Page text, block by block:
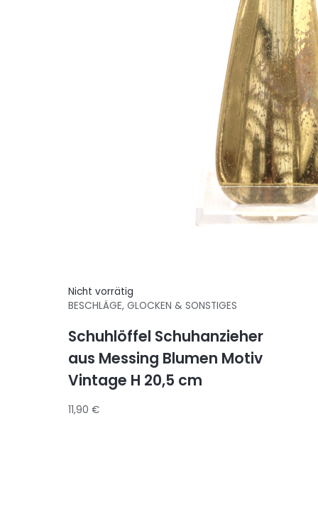
Nicht vorrätig
BESCHLÄGE, GLOCKEN & SONSTIGES
Schuhlöffel Schuhanzieher
aus Messing Blumen Motiv
Vintage H 20,5 cm
11,90€